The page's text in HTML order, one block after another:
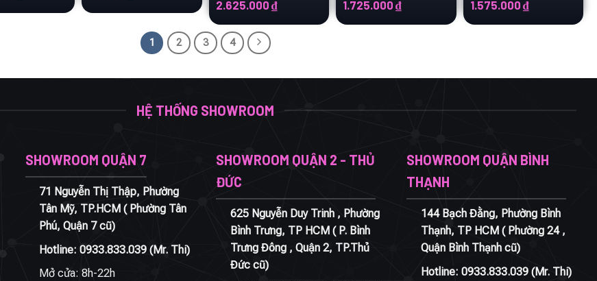
Giá
gốc
là:
3.500.000 ₫.
2.625.000 ₫Giá
hiện
tại
Giá
gốc
là:
1.725.000₫Giá
hiện
tại
Giá
gốc
là:
1.575.000 ₫Giá
hiện
tại
1 2 3 4
HỆ THỐNG SHOWROOM
SHOWROOM QUẬN 7
71 Nguyễn Thị Thập, Phường
Tân Mỹ, TP.HCM ( Phường Tân
Phú, Quận 7 cũ)
Hotline:0933.833.039 (Mr. Thi)
Mở cửa: 8h-22h
SHOWROOM QUẬN 2 - THỦ
ĐỨC
625 Nguyễn Duy Trinh , Phường
Bình Trưng, TP HCM ( P. Bình
Trưng Đông , Quận 2, TP.Thủ
Đức cũ)
SHOWROOM QUẬN BÌNH
THẠNH
144 Bạch Đằng, Phường Bình
Thạnh, TP HCM ( Phường 24 ,
Quận Bình Thạnh cũ)
Hotline: 0933.833.039(Mr. Thi)